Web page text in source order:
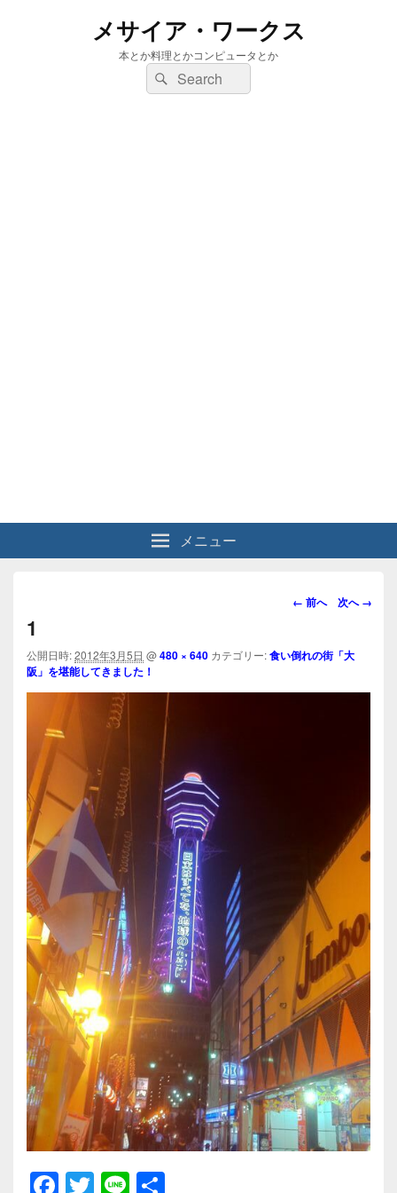
メサイア・ワークス
本とか料理とかコンピュータとか
検
索:
検
索
メニュー
画
ビ
ー
← 前へ 次へ →
1
公開日時:2012年3月5日 @480 × 640 カテゴリー:食い倒れの街「大
阪」を堪能してきました！